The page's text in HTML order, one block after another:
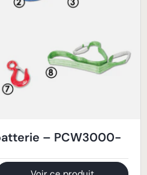
– PCW3000-